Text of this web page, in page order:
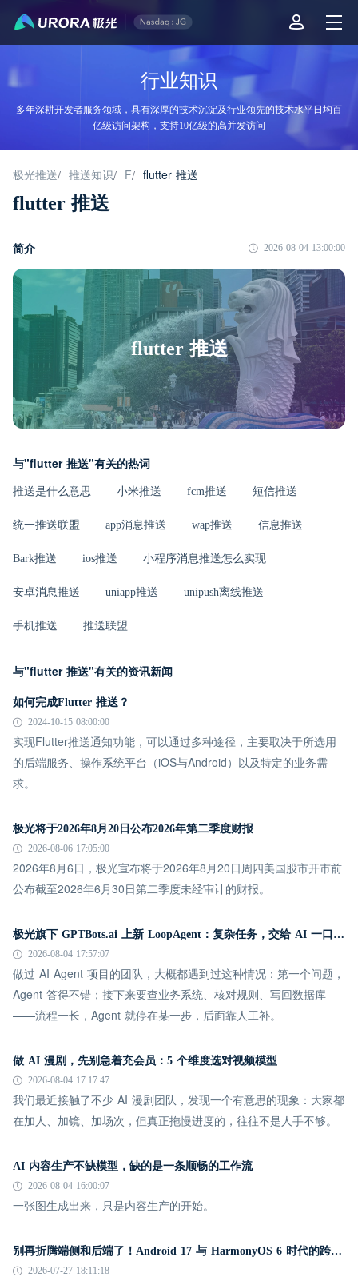
行业知识
多年深耕开发者服务领域，具有深厚的技术沉淀及行业领先的技术水平日均百
亿级访问架构，支持10亿级的高并发访问
极光推送/ 推送知识/ F/ flutter 推送
flutter 推送
简介 2026-08-04 13:00:00
flutter 推送
与"flutter 推送"有关的热词
推送是什么意思 小米推送 fcm推送 短信推送
统一推送联盟 app消息推送 wap推送 信息推送
Bark推送 ios推送 小程序消息推送怎么实现
安卓消息推送 uniapp推送 unipush离线推送
手机推送 推送联盟
与"flutter 推送"有关的资讯新闻
如何完成Flutter 推送？
2024-10-15 08:00:00
实现Flutter推送通知功能，可以通过多种途径，主要取决于所选用
的后端服务、操作系统平台（iOS与Android）以及特定的业务需
求。
极光将于2026年8月20日公布2026年第二季度财报
2026-08-06 17:05:00
2026年8月6日，极光宣布将于2026年8月20日周四美国股市开市前
公布截至2026年6月30日第二季度未经审计的财报。
极光旗下 GPTBots.ai 上新 LoopAgent：复杂任务，交给 AI 一口气跑完
2026-08-04 17:57:07
做过 AI Agent 项目的团队，大概都遇到过这种情况：第一个问题，
Agent 答得不错；接下来要查业务系统、核对规则、写回数据库
——流程一长，Agent 就停在某一步，后面靠人工补。
做 AI 漫剧，先别急着充会员：5 个维度选对视频模型
2026-08-04 17:17:47
我们最近接触了不少 AI 漫剧团队，发现一个有意思的现象：大家都
在加人、加镜、加场次，但真正拖慢进度的，往往不是人手不够。
AI 内容生产不缺模型，缺的是一条顺畅的工作流
2026-08-04 16:00:07
一张图生成出来，只是内容生产的开始。
别再折腾端侧和后端了！Android 17 与 HarmonyOS 6 时代的跨平台推送指南
2026-07-27 18:11:18